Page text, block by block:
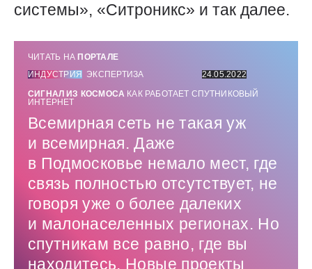
системы», «Ситроникс» и так далее.
ЧИТАТЬ НА ПОРТАЛЕ
ИНДУСТРИЯ
ЭКСПЕРТИЗА
24.05.2022
СИГНАЛ ИЗ КОСМОСА КАК РАБОТАЕТ СПУТНИКОВЫЙ
ИНТЕРНЕТ
Всемирная сеть не такая уж
и всемирная. Даже
в Подмосковье немало мест, где
связь полностью отсутствует, не
говоря уже о более далеких
и малонаселенных регионах. Но
спутникам все равно, где вы
находитесь. Новые проекты